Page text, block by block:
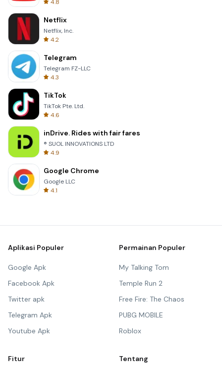
4.8
Netflix
Netflix, Inc.
4.2
Telegram
Telegram FZ-LLC
4.3
TikTok
TikTok Pte. Ltd.
4.6
inDrive. Rides with fair fares
® SUOL INNOVATIONS LTD
4.9
Google Chrome
Google LLC
4.1
Aplikasi Populer
Google Apk
Facebook Apk
Twitter apk
Telegram Apk
Youtube Apk
Permainan Populer
My Talking Tom
Temple Run 2
Free Fire: The Chaos
PUBG MOBILE
Roblox
Fitur Tentang